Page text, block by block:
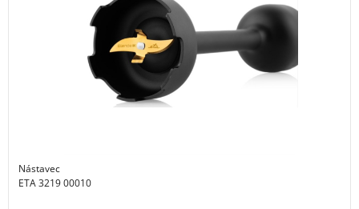
Nástavec
ETA 3219 00010